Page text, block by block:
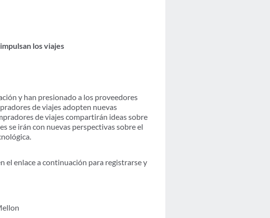
los viajes
y han presionado a los proveedores
de viajes adopten nuevas
de viajes compartirán ideas sobre
se irán con nuevas perspectivas sobre el
el enlace a continuación para registrarse y